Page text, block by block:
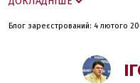
юридичного факультету
З 1994 по 1995 та з
Блог зареєстрований: 4 лютого